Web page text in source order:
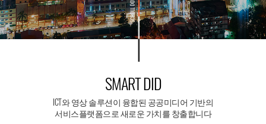
SMART DID
ICT와 영상 솔루션이 융합된 공공미디어 기반의
서비스플랫폼으로 새로운 가치를 창출합니다